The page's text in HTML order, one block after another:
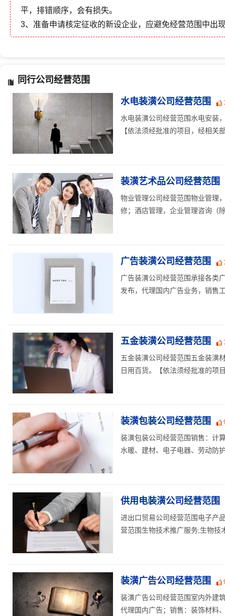
平，排错顺序，会有损失。
3、准备申请核定征收的新设企业，应避免经营范围中出
同行公司经营范围
水电装潢公司经营范围
水电装潢公司经营范围水电安装
【依法须经批准的项目，经相关
装潢艺术品公司经营范围
物业管理公司经营范围物业管理
修；酒店管理，企业管理咨询（
广告装潢公司经营范围
广告装潢公司经营范围承接各类
发布，代理国内广告业务，销售
五金装潢公司经营范围
五金装潢公司经营范围五金装潢
日用百货。【依法须经批准的项
装潢包装公司经营范围
装潢包装公司经营范围销售：计
水暖、建材、电子电器、劳动防
供用电装潢公司经营范围
进出口贸易公司经营范围电子产
营范围生物技术推广服务;生物技
装潢广告公司经营范围
装潢广告公司经营范围室内外建
代理国内广告；销售：装饰材料